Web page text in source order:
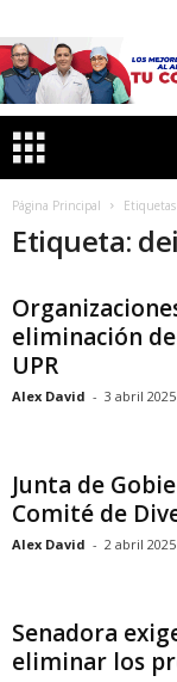
Página Principal Etiquetas
Etiqueta: dei
eliminación
UPR
Alex David - 3 abril 2025
Junta de
Comité de
Alex David - 2 abril 2025
Senadora
eliminar los